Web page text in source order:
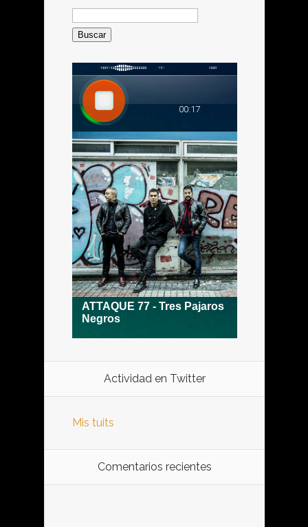
Buscar:
Actividad en Twitter
Mis tuits
Comentarios recientes